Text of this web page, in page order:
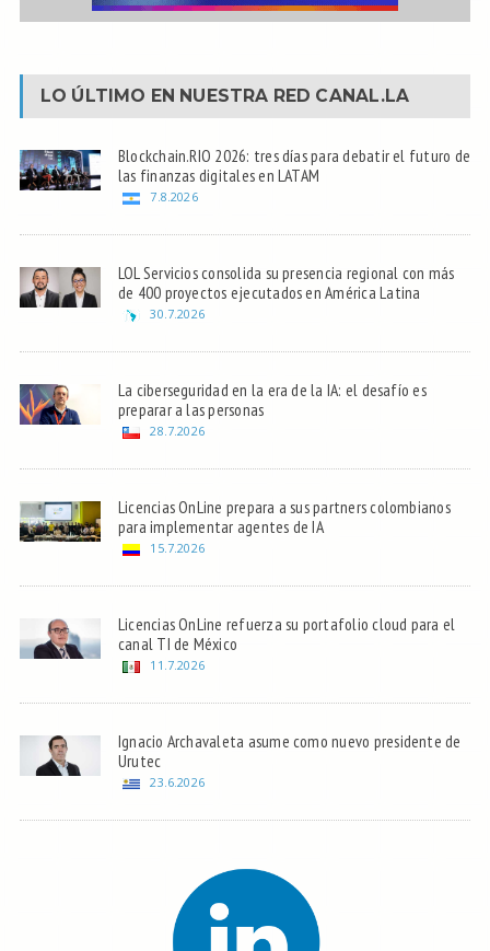
LO ÚLTIMO EN NUESTRA RED CANAL.LA
Blockchain.RIO 2026: tres días para debatir el futuro de
las finanzas digitales en LATAM
7.8.2026
LOL Servicios consolida su presencia regional con más
de 400 proyectos ejecutados en América Latina
30.7.2026
La ciberseguridad en la era de la IA: el desafío es
preparar a las personas
28.7.2026
Licencias OnLine prepara a sus partners colombianos
para implementar agentes de IA
15.7.2026
Licencias OnLine refuerza su portafolio cloud para el
canal TI de México
11.7.2026
Ignacio Archavaleta asume como nuevo presidente de
Urutec
23.6.2026